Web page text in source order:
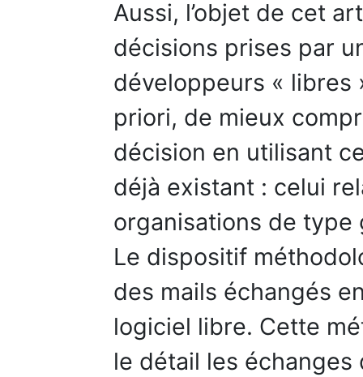
Aussi, l’objet de cet
décisions prises par
développeurs « libres
priori, de mieux
décision en utilisant
déjà existant : celui
organisations de type
Le dispositif
des mails échangés
logiciel libre. Cette
le détail les échanges